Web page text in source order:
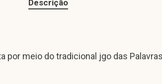
Descrição
meio do tradicional jgo das